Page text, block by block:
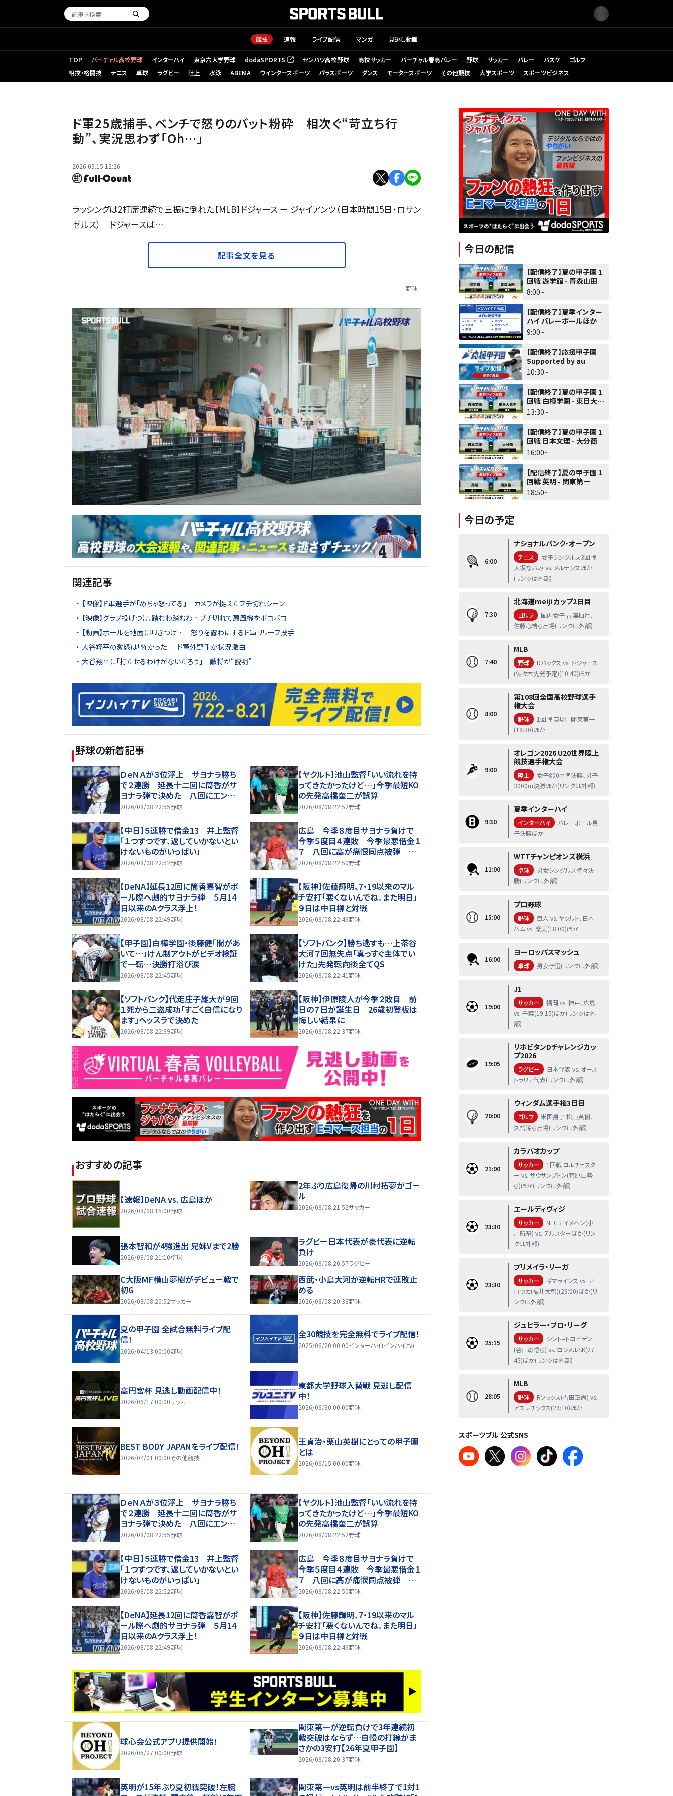
競技 速報 ライブ配信 マンガ 見逃し動画
TOP バーチャル高校野球 インターハイ 東京六大学野球 dodaSPORTS
（新しいタブで開く） センバツ高校野球 高校サッカー バーチャル春高バレー 野球 サッカー バレー バスケ
ゴルフ
相撲・格闘技
テニス 卓球 ラグビー 陸上 水泳 ABEMA ウインタースポーツ パラスポーツ ダンス モータースポーツ その他競技 大学スポーツ スポーツビジネス
ド軍25歳捕手、ベンチで怒りのバット粉砕 相次ぐ“苛立ち行
動”、実況思わず「Oh…」
2026.05.15 12:26
ラッシングは2打席連続で三振に倒れた【MLB】ドジャース ー ジャイアンツ（日本時間15日・ロサン
ゼルス） ドジャースは…
記事全文を見る
野球
関連記事
【映像】ド軍選手が「めちゃ怒ってる」 カメラが捉えたブチ切れシーン
【映像】グラブ投げつけ、踏むわ踏むわ…ブチ切れて扇風機をボコボコ
【動画】ボールを地面に叩きつけ… 怒りを露わにするド軍リリーフ投手
大谷翔平の激怒は「怖かった」 ド軍外野手が状況激白
大谷翔平に「打たせるわけがないだろう」 敵将が“説明”
野球の新着記事
ＤｅＮＡが３位浮上 サヨナラ勝ち
で２連勝 延長十二回に筒香がサ
ヨナラ弾で決めた 八回にエンカ
ーナシオンが同点ソロ 馬場が移
2026/08/08 22:55野球
【ヤクルト】池山監督「いい流れを持
ってきたかったけど…」今季最短KO
の先発高橋奎二が誤算
2026/08/08 22:52野球
【中日】５連勝で借金13 井上監督
「１つずつです、返していかないとい
けないものがいっぱい」
2026/08/08 22:52野球
広島 今季８度目サヨナラ負けで
今季５度目４連敗 今季最悪借金１
７ 八回に高が痛恨同点被弾 延
長十二回にアドゥワがサヨナラ被弾
2026/08/08 22:50野球
【DeNA】延長12回に筒香嘉智がポ
ール際へ劇的サヨナラ弾 ５月14
日以来のAクラス浮上！
2026/08/08 22:49野球
【阪神】佐藤輝明、7・19以来のマル
チ安打「悪くないんでね。また明日」
９日は中日柳と対戦
2026/08/08 22:46野球
【甲子園】白樺学園・後藤健「間があ
いて…」けん制アウトがビデオ検証
で一転…決勝打浴び涙
2026/08/08 22:45野球
【ソフトバンク】勝ち逃すも…上茶谷
大河７回無失点「真っすぐ主体でい
けた」先発転向後全てQS
2026/08/08 22:41 野球
【ソフトバンク】代走庄子雄大が９回
１死から二盗成功「すごく自信になり
ます」ヘッスラで決めた
2026/08/08 22:39野球
【阪神】伊原陵人が今季２敗目 前
日の７日が誕生日 26歳初登板は
悔しい結果に
2026/08/08 22:37野球
おすすめの記事
【速報】DeNA vs. 広島ほか
2026/08/08 15:00野球
2年ぶり広島復帰の川村拓夢がゴー
ル
2026/08/08 21:52サッカー
張本智和が4強進出 兄妹Vまで2勝
2026/08/08 21:10卓球
ラグビー日本代表が豪代表に逆転
負け
2026/08/08 20:57ラグビー
C大阪MF横山夢樹がデビュー戦で
初G
2026/08/08 20:52サッカー
西武・小島大河が逆転HRで連敗止
める
2026/08/08 20:38野球
夏の甲子園 全試合無料ライブ配
信！
2026/04/13 00:00野球
全30競技を完全無料でライブ配信！
2025/06/20 00:00インターハイ(インハイ.tv)
高円宮杯 見逃し動画配信中！
2026/06/17 00:00サッカー
東都大学野球入替戦 見逃し配信
中！
2026/06/30 00:00野球
BEST BODY JAPANをライブ配信！
2026/04/01 00:00その他競技
王貞治・栗山英樹にとっての甲子園
とは
2026/06/15 00:00野球
ＤｅＮＡが３位浮上 サヨナラ勝ち
で２連勝 延長十二回に筒香がサ
ヨナラ弾で決めた 八回にエンカ
ーナシオンが同点ソロ 馬場が移
2026/08/08 22:55野球
【ヤクルト】池山監督「いい流れを持
ってきたかったけど…」今季最短KO
の先発高橋奎二が誤算
2026/08/08 22:52野球
【中日】５連勝で借金13 井上監督
「１つずつです、返していかないとい
けないものがいっぱい」
2026/08/08 22:52野球
広島 今季８度目サヨナラ負けで
今季５度目４連敗 今季最悪借金１
７ 八回に高が痛恨同点被弾 延
長十二回にアドゥワがサヨナラ被弾
2026/08/08 22:50野球
【DeNA】延長12回に筒香嘉智がポ
ール際へ劇的サヨナラ弾 ５月14
日以来のAクラス浮上！
2026/08/08 22:49野球
【阪神】佐藤輝明、7・19以来のマル
チ安打「悪くないんでね。また明日」
９日は中日柳と対戦
2026/08/08 22:46野球
球心会公式アプリ提供開始！
2026/05/27 00:00野球
関東第一が逆転負けで3年連続初
戦突破はならず…自慢の打線がま
さかの3安打【26年夏甲子園】
2026/08/08 20:37野球
英明が15年ぶり夏初戦突破！左腕
関東第一vs英明は前半終了で1対1
今日の配信
【配信終了】夏の甲子園 1
回戦 遊学館 - 青森山田
8:00~
【配信終了】夏季インター
ハイ バレーボールほか
9:00~
【配信終了】応援甲子園
Supported by au
10:30~
【配信終了】夏の甲子園 1
回戦 白樺学園 - 東日大昌
平
13:30~
【配信終了】夏の甲子園 1
回戦 日本文理 - 大分商
16:00~
【配信終了】夏の甲子園 1
回戦 英明 - 関東第一
18:50~
今日の予定
6:00
ナショナルバンク・オープン
テニス
女子シングルス3回戦
大坂なおみ vs. メルテンスほか
(リンクは外部)
7:30
北海道meiji カップ2日目
ゴルフ
国内女子 吉澤柚月、
佐藤心結ら出場(リンクは外部)
7:40
MLB
野球
Dバックス vs. ドジャース
(佐々木先発予定)(10:40)ほか
8:00
第108回全国高校野球選手
権大会
野球
1回戦 英明 - 関東第一
(18:30)ほか
9:00
オレゴン2026 U20世界陸上
競技選手権大会
陸上
女子800m準決勝、男子
3000m決勝ほか(リンクは外部)
9:30
夏季インターハイ
インターハイ
バレーボール男
子決勝ほか
11:00
WTTチャンピオンズ横浜
卓球
男女シングルス準々決
勝(リンクは外部)
15:00
プロ野球
野球
巨人 vs. ヤクルト、日本
ハム vs. 楽天(18:00)ほか
16:00
ヨーロッパスマッシュ
卓球 男女予選(リンクは外部)
19:00
J1
サッカー
福岡 vs. 神戸、広島
vs. 千葉(19:15)ほか(リンクは外
部)
19:05
リポビタンDチャレンジカッ
プ2026
ラグビー
日本代表 vs. オース
トラリア代表(リンクは外部)
20:00
ウィンダム選手権3日目
ゴルフ
米国男子 松山英樹、
久常涼ら出場(リンクは外部)
21:00
カラバオカップ
サッカー
1回戦 コルチェスタ
ー vs. サウサンプトン(菅原由勢
ら)ほか(リンクは外部)
23:30
エールディヴィジ
サッカー
NECナイメヘン(小
川航基) vs. テルスターほか(リン
クは外部)
23:30
プリメイラ・リーガ
サッカー
ギマラインス vs. ア
ロウカ(福井太智)(26:00)ほか(リ
ンクは外部)
25:15
ジュピラー・プロ・リーグ
サッカー
シント=トロイデン
(谷口彰悟ら) vs. ロンメルSK(27:
45)ほか(リンクは外部)
28:05
MLB
野球
Rソックス(吉田正尚) vs.
アスレチックス(29:10)ほか
スポーツブル 公式SNS